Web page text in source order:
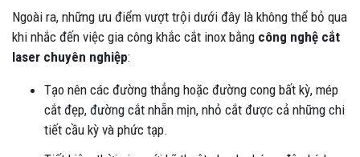
Ngoài ra, những ưu điểm vượt trội dưới đây là không thể bỏ qua
khi nhắc đến việc gia công khắc cắt inox bằng công nghệ cắt
laser chuyên nghiệp:
Tạo nên các đường thẳng hoặc đường cong bất kỳ, mép
cắt đẹp, đường cắt nhẵn mịn, nhỏ cắt được cả những chi
tiết cầu kỳ và phức tạp.